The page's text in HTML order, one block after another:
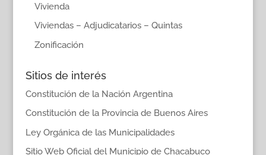
Vivienda
Viviendas – Adjudicatarios – Quintas
Zonificación
Sitios de interés
Constitución de la Nación Argentina
Constitución de la Provincia de Buenos Aires
Ley Orgánica de las Municipalidades
Sitio Web Oficial del Municipio de Chacabuco